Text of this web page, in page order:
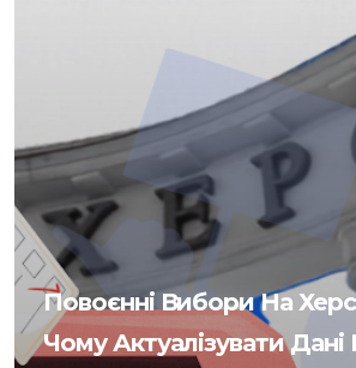
Повоєнні Вибори На
Чому Актуалізувати Дані